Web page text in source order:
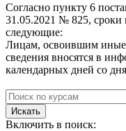
Согласно пункту 6
31.05.2021 № 825,
следующие:
Лицам, освоившим иные
сведения вносятся в
календарных дней со
Искать
Включить в поиск: